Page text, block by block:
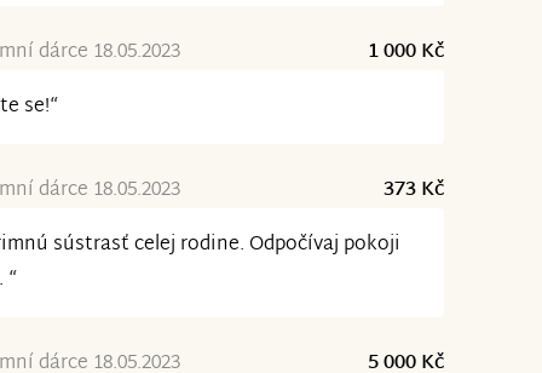
dárce 18.05.2023
1 000 Kč
se!“
dárce 18.05.2023
373 Kč
sústrasť celej rodine. Odpočívaj pokoji
“
dárce 18.05.2023
5 000 Kč